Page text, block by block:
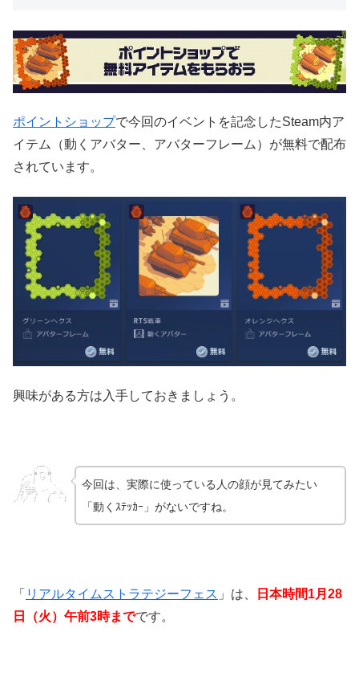
ポイントショップで今回のイベントを記念したSteam内ア
イテム（動くアバター、アバターフレーム）が無料で配布
されています。
興味がある方は入手しておきましょう。
今回は、実際に使っている人の顔が見てみたい
「動くｽﾃｯｶｰ」がないですね。
「 リアルタイムストラテジーフェス 」は、
日本時間1月28
日（火）午前3時までです。